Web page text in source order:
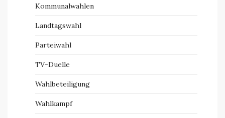
Kommunalwahlen
Landtagswahl
Parteiwahl
TV-Duelle
Wahlbeteiligung
Wahlkampf